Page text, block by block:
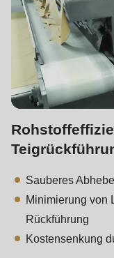
Sauberes
Minimierung von
Rückführung
Kostensenkung